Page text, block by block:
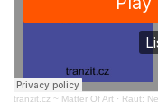
tranzit.cz ~ Matter Of Art · Raut: